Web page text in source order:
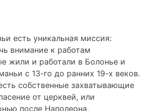
есть уникальная миссия:
внимание к работам
жили и работали в Болонье и
с 13-го до ранних 19-х веков.
собственные захватывающие
от церквей, или
после Наполеона,